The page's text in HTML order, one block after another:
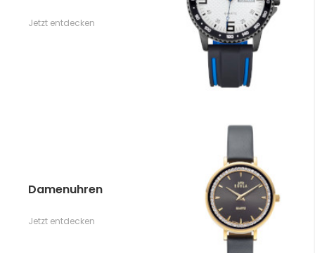
Jetzt entdecken
Damenuhren
Jetzt entdecken